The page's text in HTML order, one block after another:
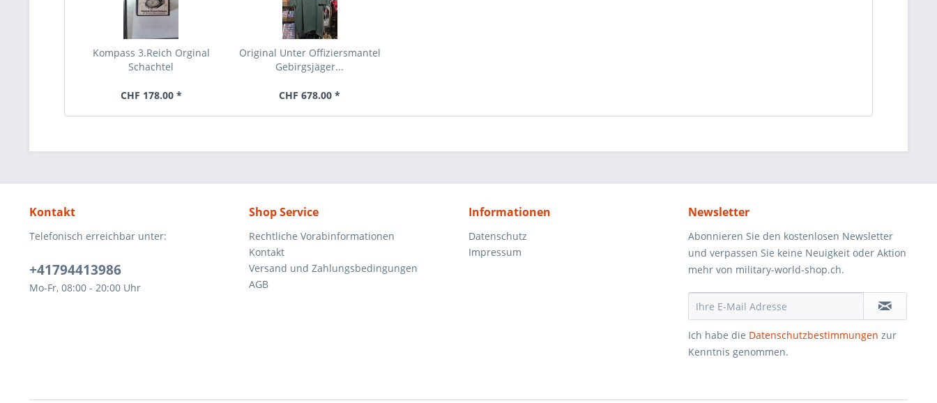
Kompass 3.Reich Orginal
Schachtel
CHF 178.00 *
Original Unter Offiziersmantel
Gebirgsjäger...
CHF 678.00 *
Kontakt
Telefonisch erreichbar unter:
+41794413986
Mo-Fr, 08:00 - 20:00 Uhr
Shop Service
Rechtliche Vorabinformationen
Kontakt
Versand und Zahlungsbedingungen
AGB
Informationen
Datenschutz
Impressum
Newsletter
Abonnieren Sie den kostenlosen Newsletter
und verpassen Sie keine Neuigkeit oder Aktion
mehr von military-world-shop.ch.
Ich habe die Datenschutzbestimmungen zur
Kenntnis genommen.